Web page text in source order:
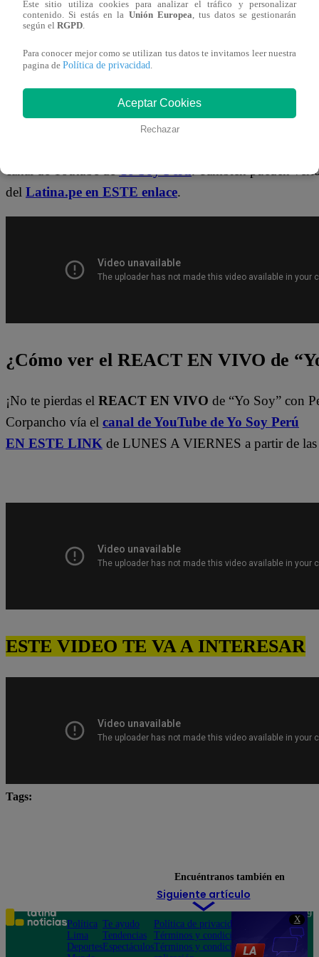
X
¡No te pierdas de contenido y noticiasEXCLUSIVAS
los talentos, obtén datos inéditos y noticias de última
https://whatsapp.com/channel/
¿Dónde ver todos los capítulos de “Yo
canal de Youtube deYo Soy Perú. También pueden
del Latina.pe en ESTE enlace.
¿Cómo ver el REACT EN VIVO de
¡No te pierdas el REACT EN VIVO de “Yo Soy” con
Corpancho vía el canal de YouTube de Yo Soy Perú
EN ESTE LINK de LUNES A VIERNES a partir de
ESTE VIDEO TE VA A INTERESAR
Tags:
Siguiente artículo
Este sitio utiliza cookies para analizar el tráfico y personalizar
contenido. Si estás en la Unión Europea , tus datos se gestionarán
según el RGPD
Para conocer mejor como se utilizan tus datos te invitamos leer nuestra
pagina de Política de privacidad
Aceptar Cookies
Rechazar
Encuéntranos también en
Política
Lima
Deportes
Te ayudo
Tendencias
Espectáculos
Política de privacidad
Términos y condiciones
Términos y condiciones
Teléfono: 219
Av. San
Felipe 968